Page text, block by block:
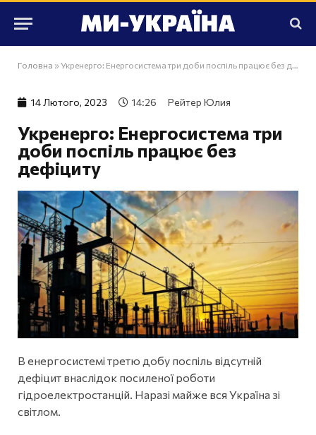
Головна » Укренерго: Енергосистема три доби поспіль працює без дефіциту
14 Лютого, 2023 14:26 Рейтер Юлия
Укренерго: Енергосистема три
доби поспіль працює без
дефіциту
В енергосистемі третю добу поспіль відсутній
дефіцит внаслідок посиленої роботи
гідроелектростанцій. Наразі майже вся Україна зі
світлом.